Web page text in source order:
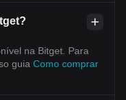
na Bitget. Para
guia Como comprar